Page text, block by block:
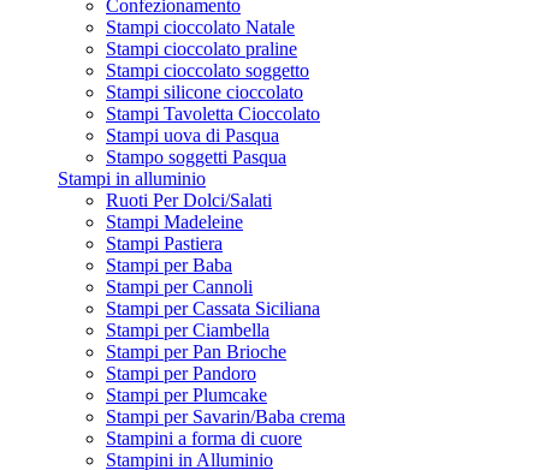
Confezionamento
Stampi cioccolato Natale
Stampi cioccolato praline
Stampi cioccolato soggetto
Stampi silicone cioccolato
Stampi Tavoletta Cioccolato
Stampi uova di Pasqua
Stampo soggetti Pasqua
Stampi in alluminio
Ruoti Per Dolci/Salati
Stampi Madeleine
Stampi Pastiera
Stampi per Baba
Stampi per Cannoli
Stampi per Cassata Siciliana
Stampi per Ciambella
Stampi per Pan Brioche
Stampi per Pandoro
Stampi per Plumcake
Stampi per Savarin/Baba crema
Stampini a forma di cuore
Stampini in Alluminio